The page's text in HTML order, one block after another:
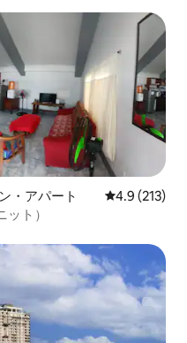
・アパート レビュー213
4.9 (213)
ト）